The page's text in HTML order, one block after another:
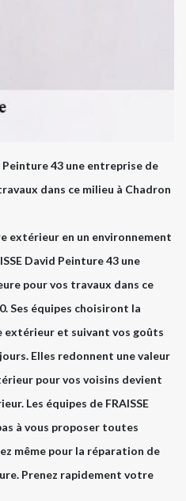
Peinture 43 une entreprise de
dans ce milieu à Chadron
extérieur en un environnement
David Peinture 43 une
pour vos travaux dans ce
Ses équipes choisiront la
extérieur et suivant vos goûts
Elles redonnent une valeur
pour vos voisins devient
Les équipes de FRAISSE
à vous proposer toutes
même pour la réparation de
Prenez rapidement votre